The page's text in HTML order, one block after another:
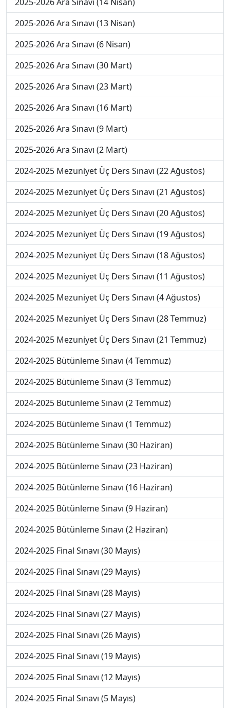
2025-2026 Ara Sınavı (13 Nisan)
2025-2026 Ara Sınavı (6 Nisan)
2025-2026 Ara Sınavı (30 Mart)
2025-2026 Ara Sınavı (23 Mart)
2025-2026 Ara Sınavı (16 Mart)
2025-2026 Ara Sınavı (9 Mart)
2025-2026 Ara Sınavı (2 Mart)
2024-2025 Mezuniyet Üç Ders Sınavı (22 Ağustos)
2024-2025 Mezuniyet Üç Ders Sınavı (21 Ağustos)
2024-2025 Mezuniyet Üç Ders Sınavı (20 Ağustos)
2024-2025 Mezuniyet Üç Ders Sınavı (19 Ağustos)
2024-2025 Mezuniyet Üç Ders Sınavı (18 Ağustos)
2024-2025 Mezuniyet Üç Ders Sınavı (11 Ağustos)
2024-2025 Mezuniyet Üç Ders Sınavı (4 Ağustos)
2024-2025 Mezuniyet Üç Ders Sınavı (28 Temmuz)
2024-2025 Mezuniyet Üç Ders Sınavı (21 Temmuz)
2024-2025 Bütünleme Sınavı (4 Temmuz)
2024-2025 Bütünleme Sınavı (3 Temmuz)
2024-2025 Bütünleme Sınavı (2 Temmuz)
2024-2025 Bütünleme Sınavı (1 Temmuz)
2024-2025 Bütünleme Sınavı (30 Haziran)
2024-2025 Bütünleme Sınavı (23 Haziran)
2024-2025 Bütünleme Sınavı (16 Haziran)
2024-2025 Bütünleme Sınavı (9 Haziran)
2024-2025 Bütünleme Sınavı (2 Haziran)
2024-2025 Final Sınavı (30 Mayıs)
2024-2025 Final Sınavı (29 Mayıs)
2024-2025 Final Sınavı (28 Mayıs)
2024-2025 Final Sınavı (27 Mayıs)
2024-2025 Final Sınavı (26 Mayıs)
2024-2025 Final Sınavı (19 Mayıs)
2024-2025 Final Sınavı (12 Mayıs)
2024-2025 Final Sınavı (5 Mayıs)